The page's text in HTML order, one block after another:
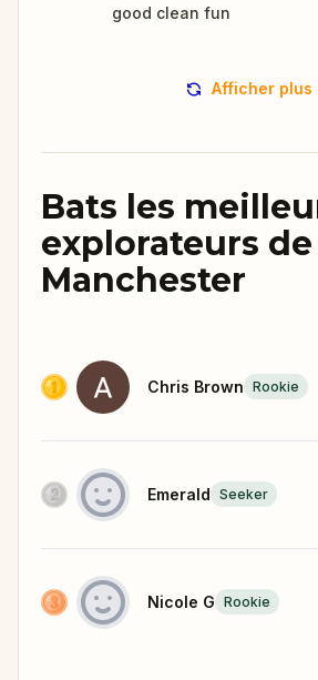
good clean fun
Afficher plus
Bats les
explorateurs de
Manchester
Chris Brown Rookie
Emerald Seeker
Nicole G Rookie